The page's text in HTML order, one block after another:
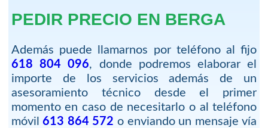
PEDIR PRECIO EN BERGA
Además puede llamarnos por teléfono al fijo
618 804 096, donde podremos elaborar el
importe de los servicios además de un
asesoramiento técnico desde el primer
momento en caso de necesitarlo o al teléfono
móvil613 864 572 o enviando un mensaje vía